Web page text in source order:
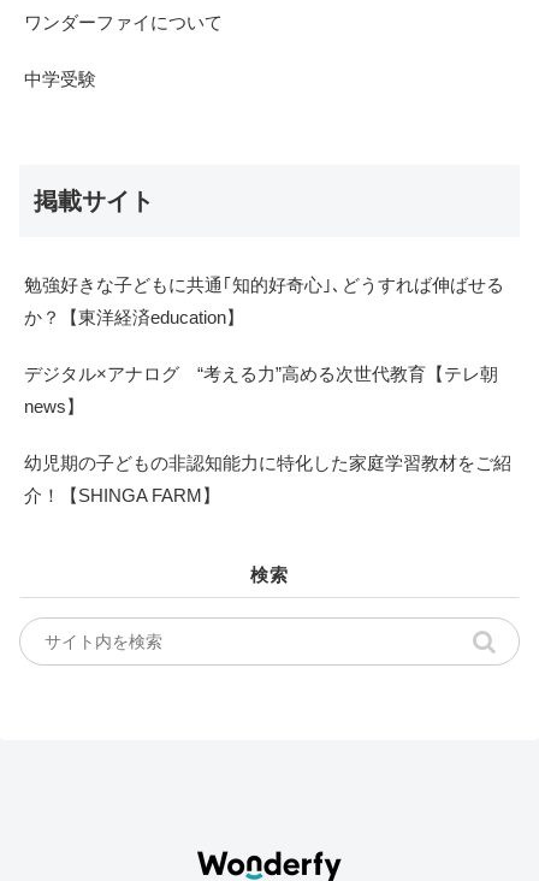
ワンダーファイについて
中学受験
掲載サイト
勉強好きな子どもに共通｢知的好奇心｣､どうすれば伸ばせる
か？【東洋経済education】
デジタル×アナログ “考える力”高める次世代教育【テレ朝
news】
幼児期の子どもの非認知能力に特化した家庭学習教材をご紹
介！【SHINGA FARM】
検索